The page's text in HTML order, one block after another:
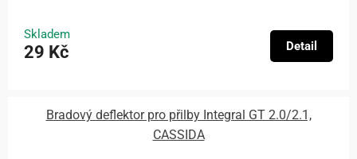
Skladem
29 Kč Detail
Bradový deflektor pro přilby Integral GT 2.0/2.1,
CASSIDA